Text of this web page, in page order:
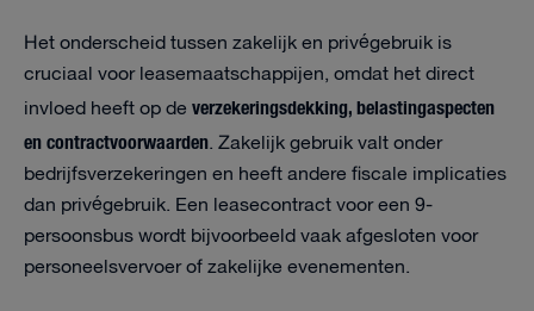
Het onderscheid tussen zakelijk en privégebruik is
cruciaal voor leasemaatschappijen, omdat het direct
invloed heeft op de verzekeringsdekking, belastingaspecten
en contractvoorwaarden. Zakelijk gebruik valt onder
bedrijfsverzekeringen en heeft andere fiscale implicaties
dan privégebruik. Een leasecontract voor een 9-
persoonsbus wordt bijvoorbeeld vaak afgesloten voor
personeelsvervoer of zakelijke evenementen.